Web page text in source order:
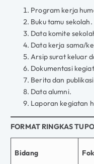
Program kerja
Buku tamu sekolah.
Data komite
Data kerja sama/
Arsip surat keluar
Dokumentasi
Berita dan
Data alumni.
Laporan kegiatan
FORMAT RINGKAS
Bidang